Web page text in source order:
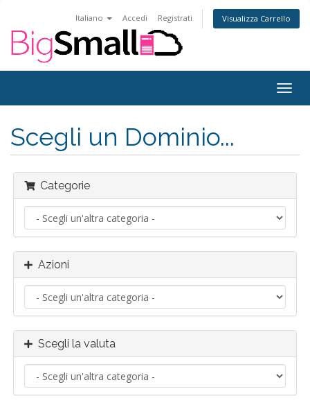
Italiano Accedi Registrati Visualizza Carrello
Scegli un Dominio...
Categorie
Azioni
Scegli la valuta